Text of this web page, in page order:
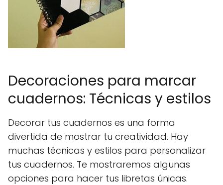
Decoraciones para marcar
cuadernos: Técnicas y estilos
Decorar tus cuadernos es una forma
divertida de mostrar tu creatividad. Hay
muchas técnicas y estilos para personalizar
tus cuadernos. Te mostraremos algunas
opciones para hacer tus libretas únicas.